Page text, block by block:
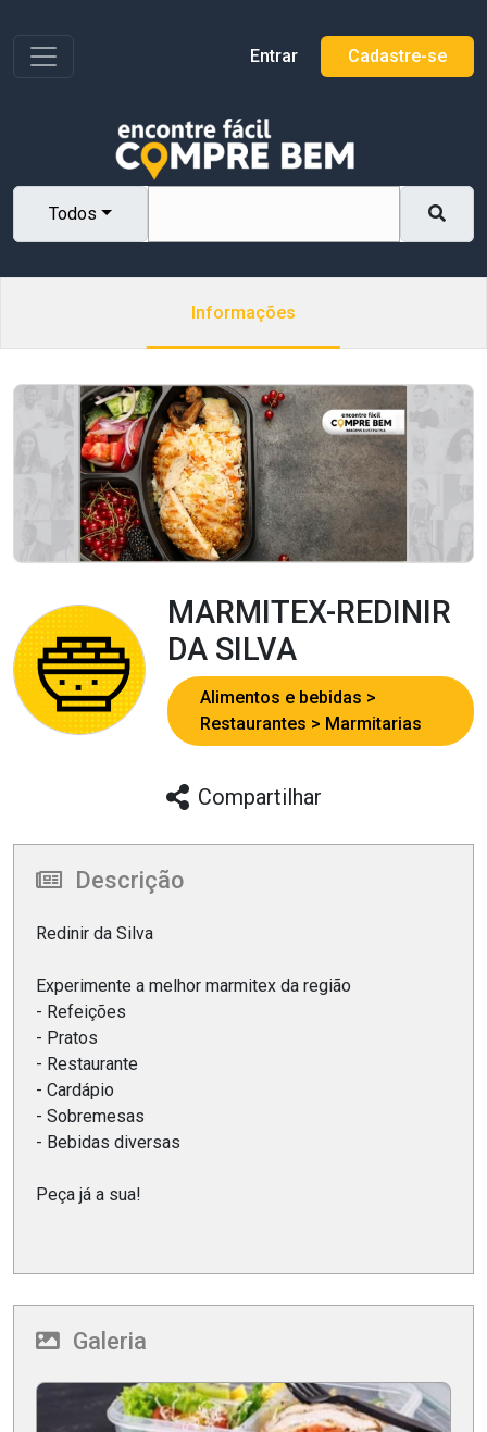
Toggle navigation Entrar Cadastre-se
Todos
Informações
MARMITEX-REDINIR
DA SILVA
Alimentos e bebidas
Restaurantes
Marmitarias
Compartilhar
Descrição
Redinir da Silva
Experimente a melhor marmitex da região
- Refeições
- Pratos
- Restaurante
- Cardápio
- Sobremesas
- Bebidas diversas
Peça já a sua!
Galeria